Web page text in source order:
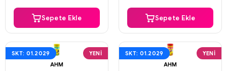
Sepete Ekle Sepete Ekle
SKT: 01.2029
YENI
AHM
SKT: 01.2029
YENI
AHM